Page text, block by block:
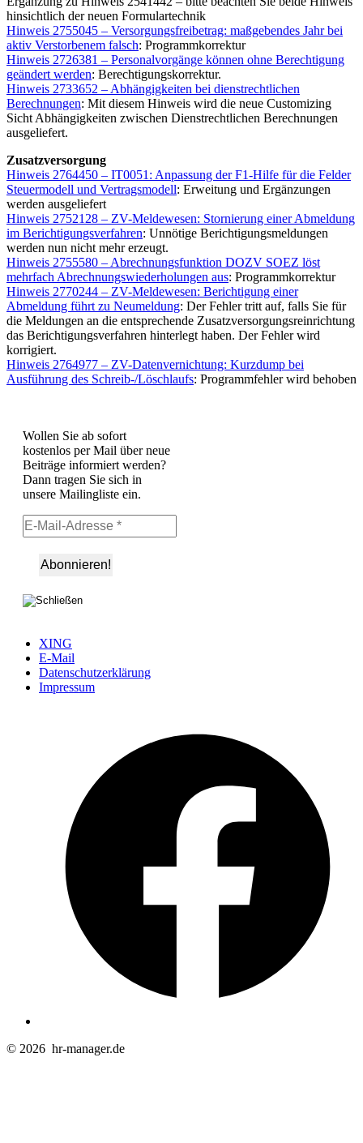
hinsichtlich der neuen Formulartechnik
Hinweis 2755045 – Versorgungsfreibetrag: maßgebendes Jahr bei
aktiv Verstorbenem falsch: Programmkorrektur
Hinweis 2726381 – Personalvorgänge können ohne Berechtigung
geändert werden: Berechtigungskorrektur.
Hinweis 2733652 – Abhängigkeiten bei dienstrechtlichen
Berechnungen: Mit diesem Hinweis wird die neue Customizing
Sicht Abhängigkeiten zwischen Dienstrechtlichen Berechnungen
ausgeliefert.
Zusatzversorgung
Hinweis 2764450 – IT0051: Anpassung der F1-Hilfe für die Felder
Steuermodell und Vertragsmodell: Erweitung und Ergänzungen
werden ausgeliefert
Hinweis 2752128 – ZV-Meldewesen: Stornierung einer Abmeldung
im Berichtigungsverfahren: Unnötige Berichtigungsmeldungen
werden nun nicht mehr erzeugt.
Hinweis 2755580 – Abrechnungsfunktion DOZV SOEZ löst
mehrfach Abrechnungswiederholungen aus: Programmkorrektur
Hinweis 2770244 – ZV-Meldewesen: Berichtigung einer
Abmeldung führt zu Neumeldung: Der Fehler tritt auf, falls Sie für
die Meldungen an die entsprechende Zusatzversorgungsreinrichtung
das Berichtigungsverfahren hinterlegt haben. Der Fehler wird
korrigiert.
Hinweis 2764977 – ZV-Datenvernichtung: Kurzdump bei
Ausführung des Schreib-/Löschlaufs: Programmfehler wird behoben
Wollen Sie ab sofort
kostenlos per Mail über neue
Beiträge informiert werden?
Dann tragen Sie sich in
unsere Mailingliste ein.
XING
E-Mail
Datenschutzerklärung
Impressum
© 2026 hr-manager.de